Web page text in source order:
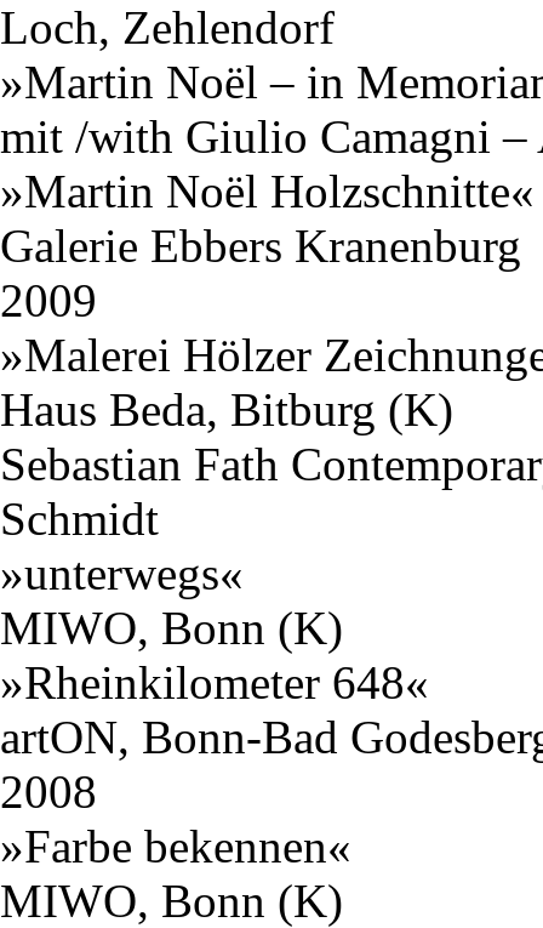
Loch, Zehlendorf
»Martin Noël – in
mit /with Giulio Camagni –
»Martin Noël Holzschnitte«
Galerie Ebbers Kranenburg
2009
»Malerei Hölzer
Haus Beda, Bitburg (K)
Sebastian Fath
Schmidt
»unterwegs«
MIWO, Bonn (K)
»Rheinkilometer 648«
artON, Bonn-Bad
2008
»Farbe bekennen«
MIWO, Bonn (K)